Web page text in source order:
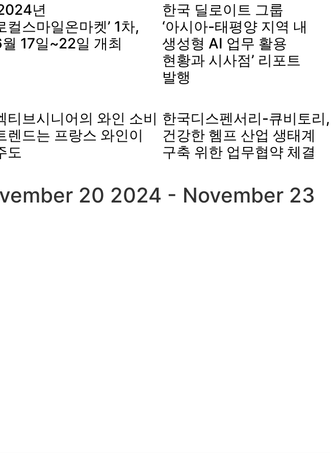
년
컬스마일온마켓’ 1차,
17일~22일 개최
한국 딜로이트 그룹
‘아시아-태평양 지역 내
생성형 AI 업무 활용
현황과 시사점’ 리포트
발행
티브시니어의 와인 소비
렌드는 프랑스 와인이
도
한국디스펜서리-큐비토리,
건강한 헴프 산업 생태계
구축 위한 업무협약 체결
20 2024 - November 23